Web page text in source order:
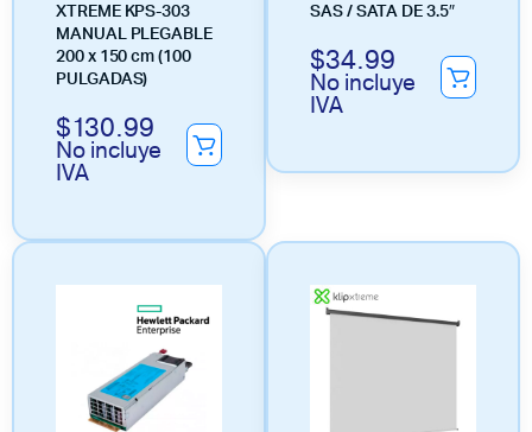
XTREME KPS-303
MANUAL PLEGABLE
200 x 150 cm (100
PULGADAS)
$130.99
No incluye
IVA
SAS / SATA DE 3.5″
$34.99
No incluye
IVA